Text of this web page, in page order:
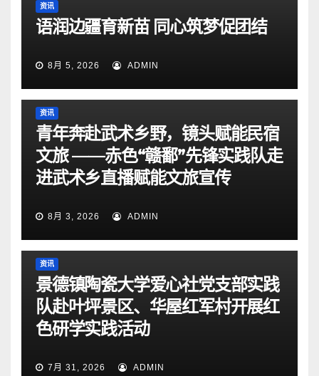
资讯
语润边疆育新苗 同心筑梦促团结
8月 5, 2026 ADMIN
资讯
青年奔赴武术乡野，镜头赋能民宿
文旅 ——赤色“赣鄱”先锋实践队走
进武术乡直播赋能文旅宣传
8月 3, 2026 ADMIN
资讯
景德镇陶瓷大学爱心社党支部实践
队赴叶坪景区、华屋红军村开展红
色研学实践活动
7月 31, 2026 ADMIN